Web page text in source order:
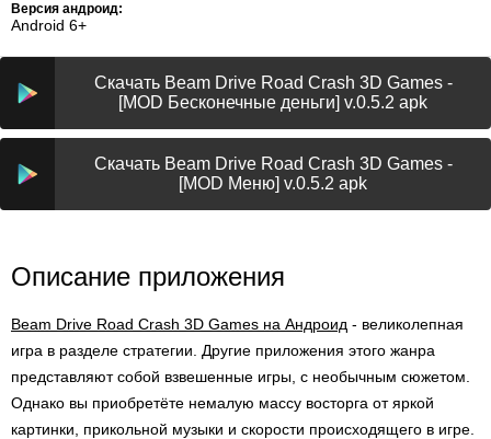
Версия андроид:
Android 6+
Скачать Beam Drive Road Crash 3D Games -
[MOD Бесконечные деньги] v.0.5.2 apk
Скачать Beam Drive Road Crash 3D Games -
[MOD Меню] v.0.5.2 apk
Описание приложения
Beam Drive Road Crash 3D Games на Андроид - великолепная
игра в разделе стратегии. Другие приложения этого жанра
представляют собой взвешенные игры, с необычным сюжетом.
Однако вы приобретёте немалую массу восторга от яркой
картинки, прикольной музыки и скорости происходящего в игре.